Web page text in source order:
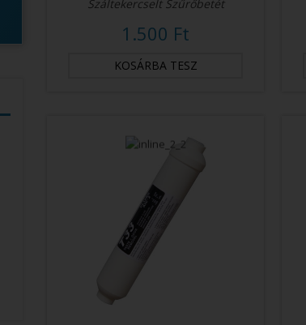
Száltekercselt Szűrőbetét
1.500 Ft